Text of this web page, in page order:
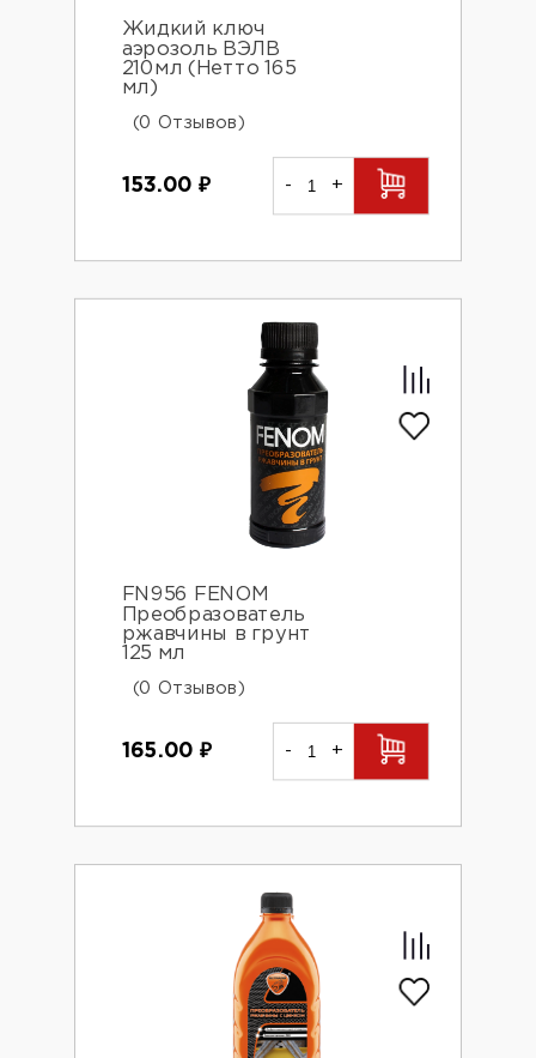
Жидкий ключ
аэрозоль ВЭЛВ
210мл (Нетто 165
мл)
(0 Отзывов)
153.00 ₽ - +
FN956 FENOM
Преобразователь
ржавчины в грунт
125 мл
(0 Отзывов)
165.00 ₽ - +